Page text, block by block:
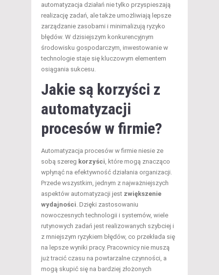
automatyzacja działań nie tylko przyspieszają
realizację zadań, ale także umożliwiają lepsze
zarządzanie zasobami i minimalizują ryzyko
błędów. W dzisiejszym konkurencyjnym
środowisku gospodarczym, inwestowanie w
technologie staje się kluczowym elementem
osiągania sukcesu.
Jakie są korzyści z
automatyzacji
procesów w firmie?
Automatyzacja procesów w firmie niesie ze
sobą szereg korzyści , które mogą znacząco
wpłynąć na efektywność działania organizacji.
Przede wszystkim, jednym z najważniejszych
aspektów automatyzacji jest zwiększenie
wydajności . Dzięki zastosowaniu
nowoczesnych technologii i systemów, wiele
rutynowych zadań jest realizowanych szybciej i
z mniejszym ryzykiem błędów, co przekłada się
na lepsze wyniki pracy. Pracownicy nie muszą
już tracić czasu na powtarzalne czynności, a
mogą skupić się na bardziej złożonych